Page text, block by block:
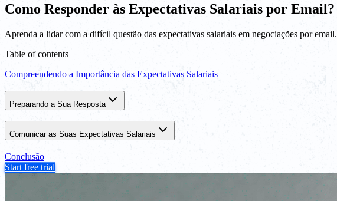
Como Responder às Expectativas Salariais por Email?
Aprenda a lidar com a difícil questão das expectativas salariais em negociações por email.
Table of contents
Compreendendo a Importância das Expectativas Salariais
Preparando a Sua Resposta
Comunicar as Suas Expectativas Salariais
Conclusão
Start free trial